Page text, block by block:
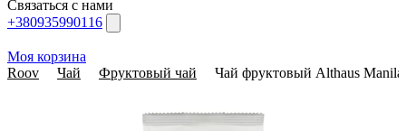
Связаться с нами
+380935990116
Моя корзина
Roov
Чай Фруктовый чай Чай фруктовый Althaus Manila